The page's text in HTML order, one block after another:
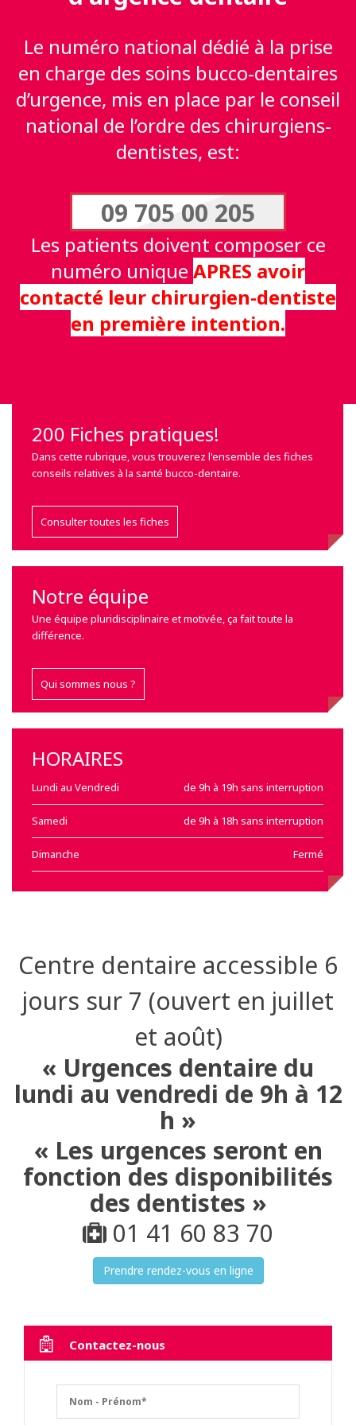
Le numéro national dédié à la prise
en charge des soins bucco-dentaires
d’urgence, mis en place par le conseil
national de l’ordre des chirurgiens-
dentistes, est:
09 705 00 205
Les patients doivent composer ce
numéro unique APRES avoir
contacté leur chirurgien-dentiste
en première intention.
200 Fiches pratiques!
Dans cette rubrique, vous trouverez l'ensemble des fiches
conseils relatives à la santé bucco-dentaire.
Consulter toutes les fiches
Notre équipe
Une équipe pluridisciplinaire et motivée, ça fait toute la
différence.
Qui sommes nous ?
HORAIRES
Lundi au Vendredi de 9h à 19h sans interruption
Samedi de 9h à 18h sans interruption
Dimanche Fermé
Centre dentaire accessible 6
jours sur 7 (ouvert en juillet
et août)
« Urgences dentaire du
lundi au vendredi de 9h à 12
h »
« Les urgences seront en
fonction des disponibilités
des dentistes »
01 41 60 83 70
Prendre rendez-vous en ligne
Contactez-nous